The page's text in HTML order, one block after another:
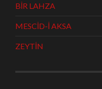
BİR LAHZA
MESCİD-İ AKSA
ZEYTİN